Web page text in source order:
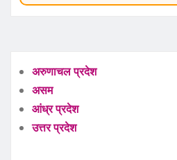
अरुणाचल प्रदेश
असम
आंध्र प्रदेश
उत्तर प्रदेश